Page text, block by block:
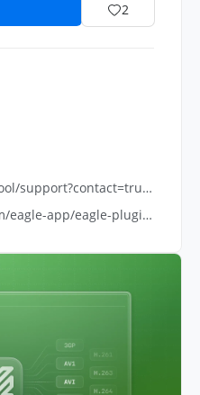
2
https://cn.eagle.cool/support?contact=true&topic=bug
https://github.com/eagle-app/eagle-plugin-ffmpeg